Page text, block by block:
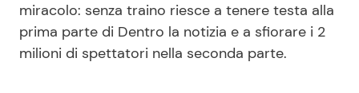
miracolo: senza traino riesce a tenere testa alla
prima parte di Dentro la notizia e a sfiorare i 2
milioni di spettatori nella seconda parte.